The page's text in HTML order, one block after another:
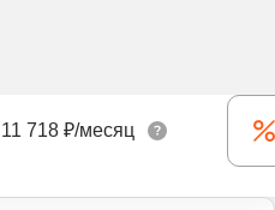
11 718 ₽/месяц